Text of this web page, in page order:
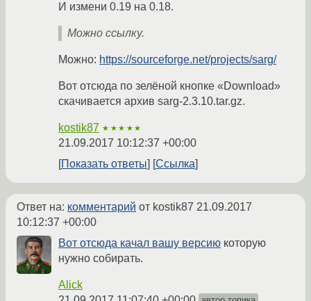
И измени 0.19 на 0.18.
Можно ссылку.
Можно: https://sourceforge.net/projects/sarg/
Вот отсюда по зелёной кнопке «Download»
скачивается архив sarg-2.3.10.tar.gz.
kostik87 ★★★★★
21.09.2017 10:12:37 +00:00
Показать ответы
Ссылка
Ответ на: комментарий от kostik87 21.09.2017
10:12:37 +00:00
Вот отсюда качал вашу версию которую
нужно собирать.
Alick